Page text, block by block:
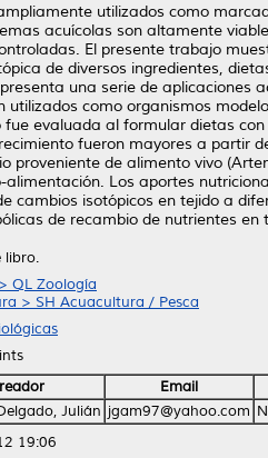
utilizados como
acuícolas son altamente
El presente trabajo
de diversos ingredientes,
una serie de aplicaciones
utilizados como organismos
evaluada al formular dietas
fueron mayores a partir
proveniente de alimento vivo
Los aportes
cambios isotópicos en tejido a
de recambio de nutrientes en
libro.
QL Zoología
> SH Acuacultura / Pesca
Email
Julián jgam97@yahoo.com
19:06